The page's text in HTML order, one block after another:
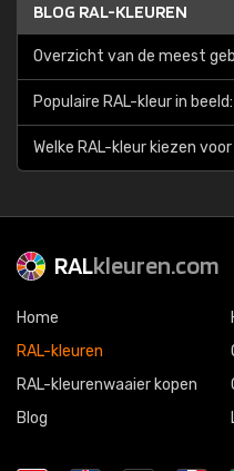
BLOG RAL-KLEUREN
Overzicht van de meest
Populaire RAL-kleur in
Welke RAL-kleur kiezen
RALkleuren.com
Home
RAL-kleuren
RAL-kleurenwaaier kopen
Blog